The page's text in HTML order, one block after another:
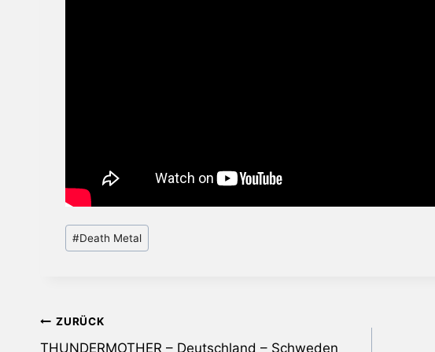
Schlagworte:
#Death Metal
Beitragsnavigation
ZURÜCK
THUNDERMOTHER – Deutschland – Schweden